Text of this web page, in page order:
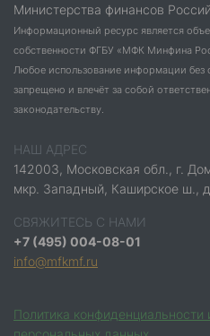
Министерства финансов
Информационный ресурс является
собственности ФГБУ «МФК Минфина
Любое использование информации без
запрещено и влечёт за собой
законодательству.
НАШ АДРЕС
142003, Московская обл., г.
мкр. Западный, Каширское ш.,
СВЯЖИТЕСЬ С НАМИ
+7 (495) 004-08-01
info@mfkmf.ru
Политика конфиденциальности